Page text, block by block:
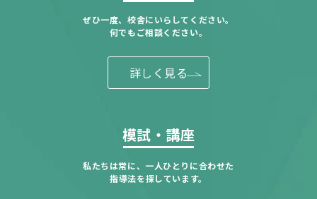
ぜひ一度、校舎にいらしてください。
何でもご相談ください。
詳しく見る
模試・講座
私たちは常に、一人ひとりに合わせた
指導法を探しています。